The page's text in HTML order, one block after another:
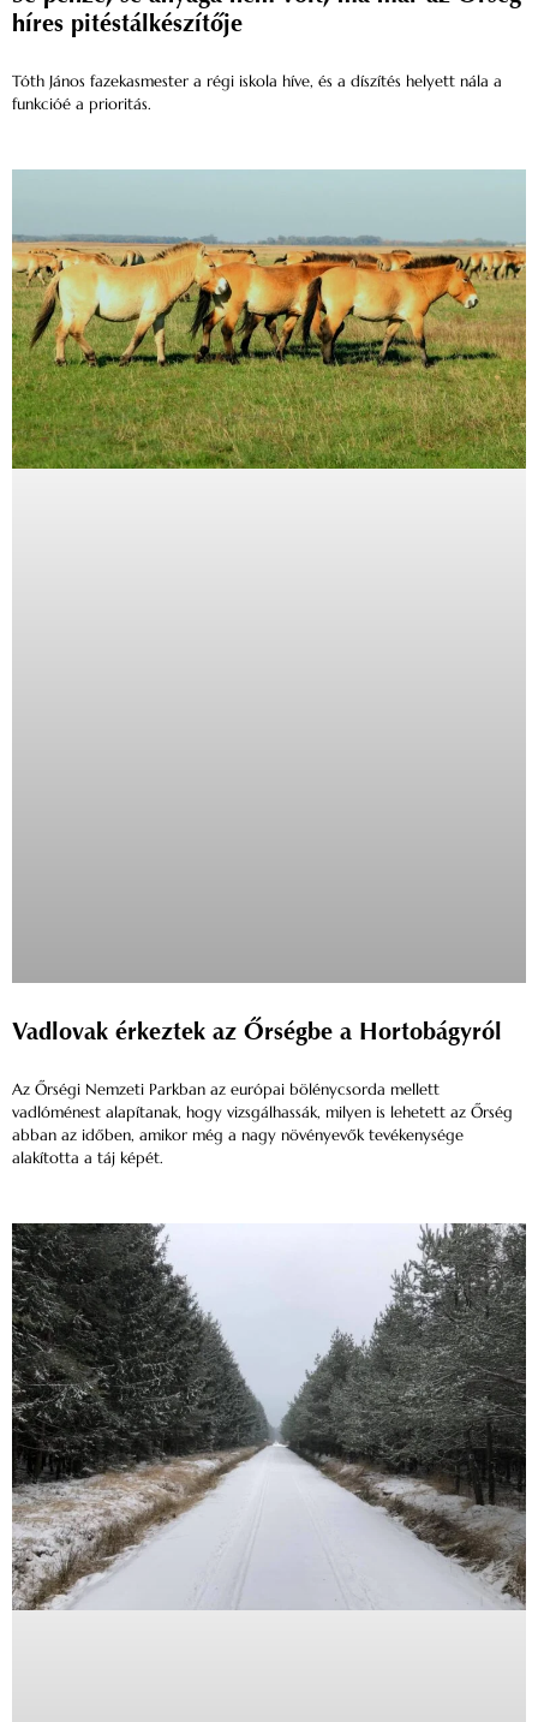
híres pitéstálkészítője
Tóth János fazekasmester a régi iskola híve, és a díszítés helyett nála a
funkcióé a prioritás.
Vadlovak érkeztek az Őrségbe a Hortobágyról
Az Őrségi Nemzeti Parkban az európai bölénycsorda mellett
vadlóménest alapítanak, hogy vizsgálhassák, milyen is lehetett az Őrség
abban az időben, amikor még a nagy növényevők tevékenysége
alakította a táj képét.